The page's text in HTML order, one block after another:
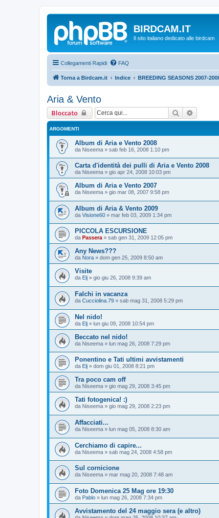
BIRDCAM.IT
Il sito italiano dedicato alle birdcam
Collegamenti Rapidi FAQ
Torna a Birdcam.it Indice BREEDING SEASONS 2007-
Aria & Vento
Bloccato Cerca
ARGOMENTI
Album di Aria e Vento 2008
da Niseema » sab feb 16, 2008 1:10 pm
Carta d'identità dei pulli di Aria e Vento 2008
da Niseema » gio apr 24, 2008 10:03 pm
Album di Aria e Vento 2007
da Niseema » gio mar 08, 2007 9:58 pm
Album di Aria & Vento 2009
da Visione60 » mar feb 03, 2009 1:34 pm
PICCOLA ESCURSIONE
da Passera» sab gen 31, 2009 12:05 pm
Any News???
da Nora » dom gen 25, 2009 8:50 am
Visite
da Elj » gio giu 26, 2008 9:39 am
Falchi in vacanza
da Cucciolina.79 » sab mag 31, 2008 5:29 pm
Nel nido!
da Elj » lun giu 09, 2008 10:54 pm
Beccato nel nido!
da Niseema » lun mag 26, 2008 7:29 pm
Ponentino e Tati ultimi avvistamenti
da Elj » dom giu 01, 2008 8:21 pm
Tra poco cam off
da Niseema » gio mag 29, 2008 3:45 pm
Tati fotogenica! :)
da Niseema » gio mag 29, 2008 2:23 pm
Affacciati...
da Niseema » lun mag 05, 2008 8:30 am
Cerchiamo di capire...
da Niseema » sab mag 24, 2008 4:58 pm
Sul cornicione
da Niseema » mar mag 20, 2008 7:48 am
Foto Domenica 25 Mag ore 19:30
da Pablo » lun mag 26, 2008 7:34 pm
Avvistamento del 24 maggio sera (e altro)